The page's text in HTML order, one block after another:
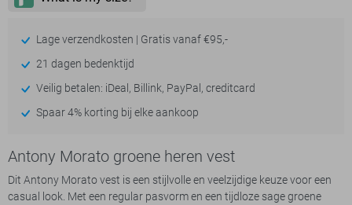
Lage verzendkosten | Gratis vanaf €95,-
21 dagen bedenktijd
Veilig betalen: iDeal, Billink, PayPal, creditcard
Spaar 4% korting bij elke aankoop
Antony Morato groene heren vest
Dit Antony Morato vest is een stijlvolle en veelzijdige keuze voor een
casual look. Met een regular pasvorm en een tijdloze sage groene